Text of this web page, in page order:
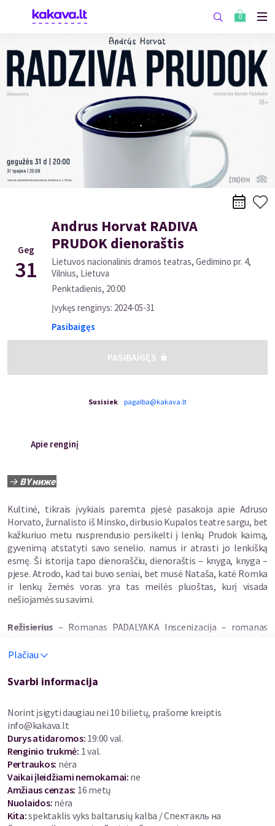
0
Geg
31
Andrus Horvat RADIVA
PRUDOK dienoraštis
Lietuvos nacionalinis dramos teatras, Gedimino pr. 4,
Vilnius, Lietuva
Penktadienis, 20:00
Įvykęs renginys: 2024-05-31
Pasibaigęs
PASIBAIGĘS
Susisiek pagalba@kakava.lt
Apie renginį
→ BY ниже
Kultinė, tikrais įvykiais paremta pjesė pasakoja apie Adruso
Horvato, žurnalisto iš Minsko, dirbusio Kupalos teatre sargu, bet
kažkuriuo metu nusprendusio persikelti į lenkų Prudok kaimą,
gyvenimą atstatyti savo senelio. namus ir atrasti jo lenkišką
esmę. Ši istorija tapo dienoraščiu, dienoraštis – knyga, knyga –
pjese. Atrodo, kad tai buvo seniai, bet musė Nataša, katė Romka
ir lenkų žemės voras yra tas meilės pluoštas, kurį visada
nešiojamės su savimi.
Režisierius – Romanas PADALYAKA Inscenizacija – romanas
PADALYAKA, Mihas ZUY Scenografija ir kostiumai – Kateryna Š.
Kompozitoriai - Dmitrijus Yesyanevich, Mihas Zuy, Vitaly
menininkas-animatorius – Glebas KUFTSERIN
Legendiniai aktoriai
: Andrus – Mihas Zuy Kelionių vadovė,
paštininkas, juchiha, ožkų pardavėja, močiutė Paraska, močiutė
kapinėse - Svetlana ANIKEI, Vertėjas Petras, pilotas, Žukas, dėdė
Kolia, pelė Veračka, Šura – Zmitseris Jesjanevičius
→BY
Андрусь Горват
РАДЗІВА ПРУДОК
Plačiau
Svarbi informacija
Norint įsigyti daugiau nei 10 bilietų, prašome kreiptis
info@kakava.lt
Durys atidaromos: 19:00 val.
Renginio trukmė: 1 val.
Pertraukos: nėra
Vaikai įleidžiami nemokamai: ne
Amžiaus cenzas: 16 metų
Nuolaidos: nėra
Kita:spektaklis vyks baltarusių kalba / Спектакль на